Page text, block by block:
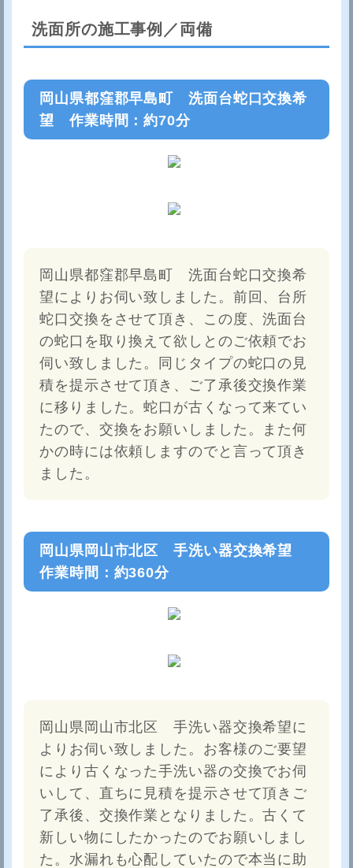
洗面所の施工事例／両備
岡山県都窪郡早島町 洗面台蛇口交換希
望 作業時間：約70分
岡山県都窪郡早島町 洗面台蛇口交換希
望によりお伺い致しました。前回、台所
蛇口交換をさせて頂き、この度、洗面台
の蛇口を取り換えて欲しとのご依頼でお
伺い致しました。同じタイプの蛇口の見
積を提示させて頂き、ご了承後交換作業
に移りました。蛇口が古くなって来てい
たので、交換をお願いしました。また何
かの時には依頼しますのでと言って頂き
ました。
岡山県岡山市北区 手洗い器交換希望
作業時間：約360分
岡山県岡山市北区 手洗い器交換希望に
よりお伺い致しました。お客様のご要望
により古くなった手洗い器の交換でお伺
いして、直ちに見積を提示させて頂きご
了承後、交換作業となりました。古くて
新しい物にしたかったのでお願いしまし
た。水漏れも心配していたので本当に助